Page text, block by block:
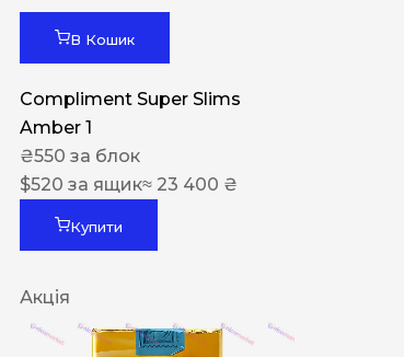
В Кошик
Compliment Super Slims
Amber 1
₴550 за блок
$520 за ящик≈ 23 400 ₴
Купити
Акція